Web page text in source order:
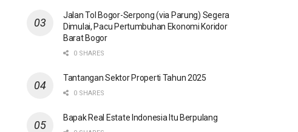
Jalan Tol Bogor-Serpong (via Parung) Segera
Dimulai, Pacu Pertumbuhan Ekonomi Koridor
Barat Bogor
0 SHARES
Tantangan Sektor Properti Tahun 2025
0 SHARES
Bapak Real Estate Indonesia Itu Berpulang